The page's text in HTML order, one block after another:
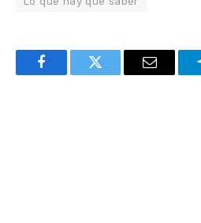
FacebookTwitter Email